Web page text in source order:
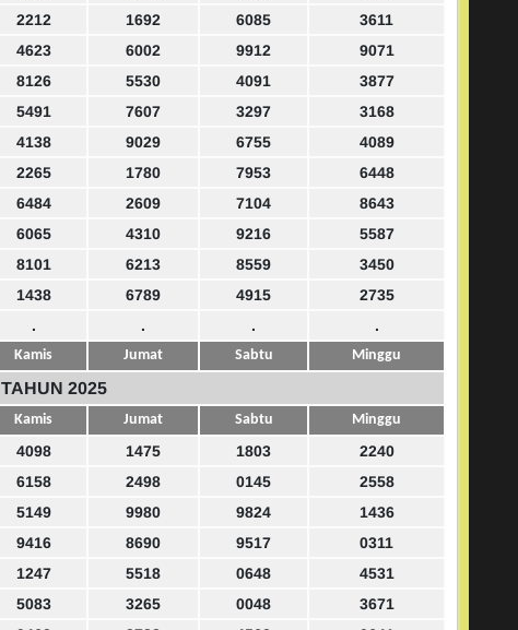
2212 1692 6085
3611
4623 6002 9912
9071
8126 5530 4091
3877
5491 7607 3297
3168
4138 9029 6755
4089
2265 1780 7953
6448
6484 2609 7104
8643
6065 4310 9216
5587
8101 6213 8559
3450
1438 6789 4915
2735
. . . .
Kamis Jumat Sabtu Minggu
TAHUN 2025
Kamis Jumat Sabtu Minggu
4098 1475 1803
2240
6158 2498 0145
2558
5149 9980 9824
1436
9416 8690 9517
0311
1247 5518 0648
4531
5083 3265 0048
3671